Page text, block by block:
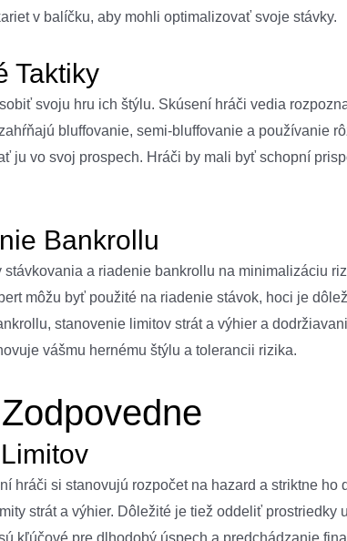
v balíčku, aby mohli optimalizovať svoje stávky.
Taktiky
svoju hru ich štýlu. Skúsení hráči vedia
bluffovanie, semi-bluffovanie a používanie
vo svoj prospech. Hráči by mali byť schopní
Bankrollu
a riadenie bankrollu na minimalizáciu
môžu byť použité na riadenie stávok, hoci je
stanovenie limitov strát a výhier a
vášmu hernému štýlu a tolerancii rizika.
si stanovujú rozpočet na hazard a striktne ho
strát a výhier. Dôležité je tiež oddeliť prostriedky
kľúčové pre dlhodobý úspech a predchádzanie